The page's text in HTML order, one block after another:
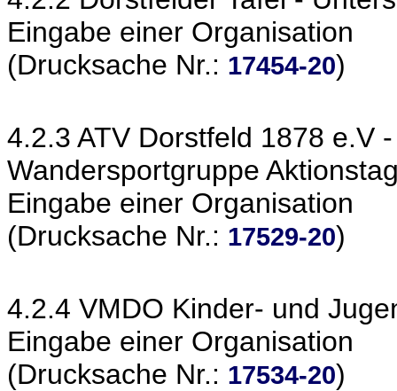
Eingabe einer Organisation
(Drucksache Nr.: 17454-20)
4.2.3 ATV Dorstfeld 1878 e.V
Wandersportgruppe
Eingabe einer Organisation
(Drucksache Nr.: 17529-20)
4.2.4 VMDO Kinder- und
Eingabe einer Organisation
(Drucksache Nr.: 17534-20)